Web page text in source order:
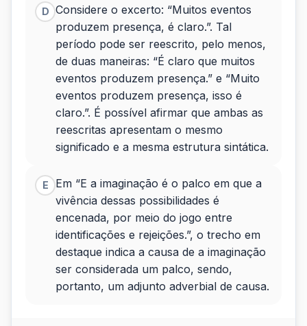
D Considere o excerto: “Muitos eventos
produzem presença, é claro.”. Tal
período pode ser reescrito, pelo menos,
de duas maneiras: “É claro que muitos
eventos produzem presença.” e “Muito
eventos produzem presença, isso é
claro.”. É possível afirmar que ambas as
reescritas apresentam o mesmo
significado e a mesma estrutura sintática.
E
Em “E a imaginação é o palco em que a
vivência dessas possibilidades é
encenada, por meio do jogo entre
identificações e rejeições.”, o trecho em
destaque indica a causa de a imaginação
ser considerada um palco, sendo,
portanto, um adjunto adverbial de causa.